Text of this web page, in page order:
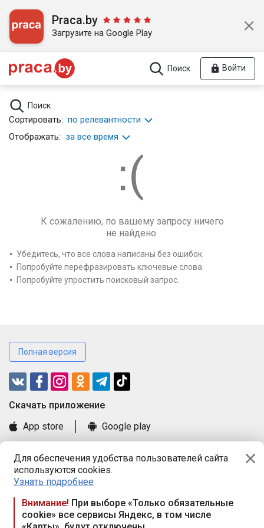
Для обеспечения удобства пользователей сайта
используются cookies.
Узнать подробнее
Внимание! При выборе «Только обязательные
cookie» все сервисы Яндекс, в том числе
Praca.by
Загрузите на Google Play
Поиск Войти
Поиск
Сортировать: по релевантности
Отображать: за все время
К сожалению, по вашему запросу ничего
не найдено.
Убедитесь, что все слова написаны без ошибок.
Попробуйте перефразировать ключевые слова.
Попробуйте упростить поисковый запрос.
Полная версия
Cкачать приложение
App store
Google play
Книга замечаний и предложений
Правила и документы
Praca.by © 2000—2026, ООО «ПРАЦА БАЙ»
Республика Беларусь, 220114, г. Минск, пр-т Независимости
117а, пом. № 9.